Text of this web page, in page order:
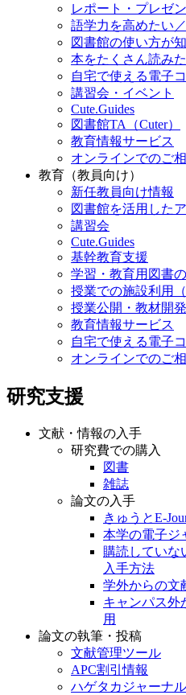
レポート・プレゼ
語学力を高めたい
図書館の使い方が
本をたくさん読み
自宅で使える電子
講習会・イベント
Cute.Guides
図書館TA（Cuter）
教育情報サービス
オンラインでのご
教育（教員向け）
新任教員向け情報
図書館を活用した
講習会
Cute.Guides
基幹教育支援
学習・教育用図書
授業での施設利用
授業公開・教材開発
教育情報サービス
自宅で使える電子
オンラインでのご
研究支援
文献・情報の入手
研究費での購入
図書
雑誌
論文の入手
きゅうとE-
本学の電子ジ
購読していな
入手方法
学外からの文
キャンパス外
用
論文の執筆・投稿
文献管理ツール
APC割引情報
ハゲタカジャーナ